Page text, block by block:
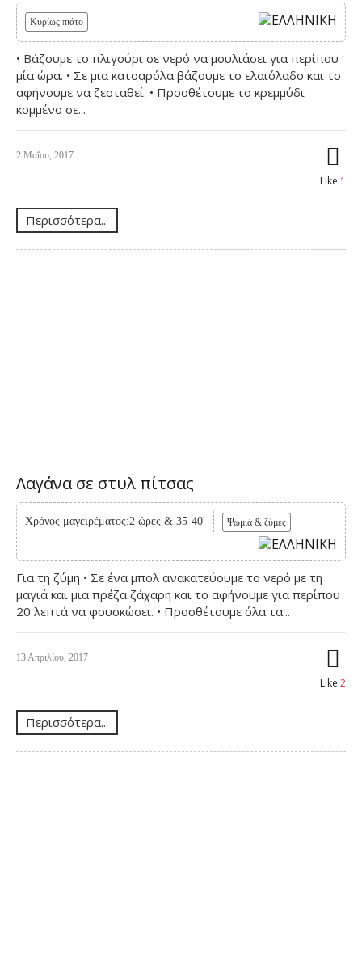
Κυρίως πιάτο
• Βάζουμε το πλιγούρι σε νερό να μουλιάσει για περίπου
μία ώρα. • Σε μια κατσαρόλα βάζουμε το ελαιόλαδο και το
αφήνουμε να ζεσταθεί. • Προσθέτουμε το κρεμμύδι
κομμένο σε...
2 Μαΐου, 2017
Like 1
Περισσότερα...
Λαγάνα σε στυλ πίτσας
Χρόνος μαγειρέματος:2 ώρες & 35-40' Ψωμιά & ζύμες
Για τη ζύμη • Σε ένα μπολ ανακατεύουμε το νερό με τη
μαγιά και μια πρέζα ζάχαρη και το αφήνουμε για περίπου
20 λεπτά να φουσκώσει. • Προσθέτουμε όλα τα...
13 Απριλίου, 2017
Like 2
Περισσότερα...